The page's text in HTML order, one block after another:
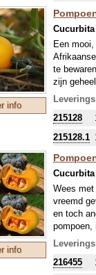
info
Een
te
zijn
zou je ze
oogst
worden
Alle
namen
soorten,
duidelijk
215128
215128.1
info
Wees
vreemd
en toch
pompoen,
textuur.
Dr.
216455